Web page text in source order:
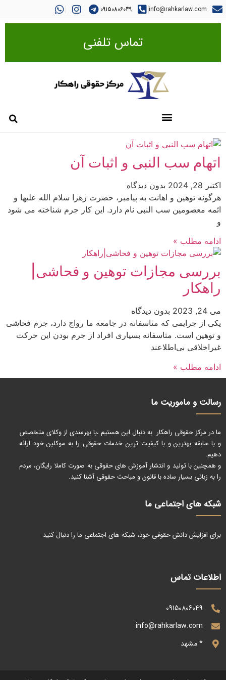
info@rahkarlaw.com
09150806049
تماس تلفنی
اتهام سب النبی و اثبات آن
اکتبر 28, 2024
بدون دیدگاه
هرگونه توهین و اهانت به پیامبر، حضرت زهرا سلام الله علیها و
ائمه معصومین سب النبی نام دارد. این کار جرم شناخته می ‌شود
و
ادامه مطلب »
بررسی مجازات توهین و فحاشی|
راهکار
می 24, 2023
بدون دیدگاه
یکی از جرایمی که متاسفانه در جامعه ما رواج دارد، جرم فحاشی
و توهین است. متاسفانه بسیاری افراد از جرم بودن این حرکت
غیراخلاقی بی‌اطلاعند
ادامه مطلب »
رسالت و ماموریت ما
ما در مرکز حقوقی راهکار به دنبال این هستیم ،با بهرمندی از وکلای متخصص
و با سابقه بهترین و با کیفیت ترین خدمات حقوقی را به موکلین خود ارائه
دهیم.
و همچنین با تولید و انتشار آموزش های حقوقی به صورت کاملا رایگان، مردم
را به زبانی بسیار ساده با قانون و مباحث حقوقی آشنا کنید.
شبکه های اجتماعی ما
برای افزایش دانش حقوقی خود، شبکه های اجتماعی ما را دنبال کنید
اطلاعات تماس
09150806049
info@rahkarlaw.com
* مشهد